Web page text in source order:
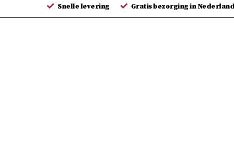
Snelle levering Gratis bezorging in Nederland